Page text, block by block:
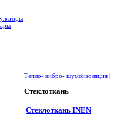
Тепло- вибро- шумоизоляция |
Стеклоткань
Стеклоткань INEN